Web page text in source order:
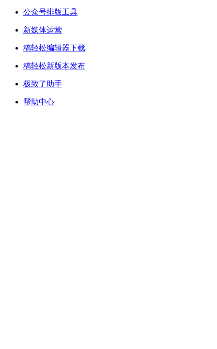
公众号排版工具
新媒体运营
稿轻松编辑器下载
稿轻松新版本发布
极致了助手
帮助中心